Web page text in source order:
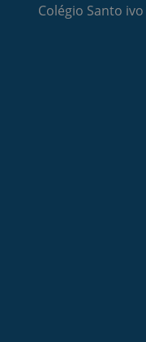
Colégio Santo ivo